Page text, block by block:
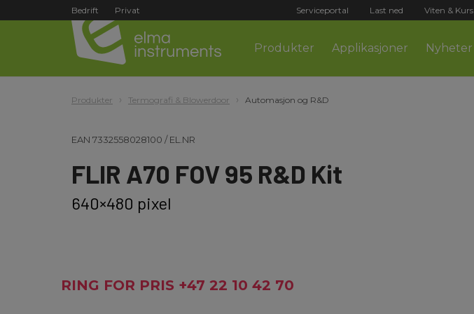
Bedrift Privat Serviceportal Last ned Viten & Kurs
Produkter Applikasjoner Nyheter
Produkter Termografi & Blowerdoor Automasjon og R&D
EAN 7332558028100 /EL.NR
FLIR A70 FOV 95 R&D Kit
640×480 pixel
RING FOR PRIS +47 22 10 42 70